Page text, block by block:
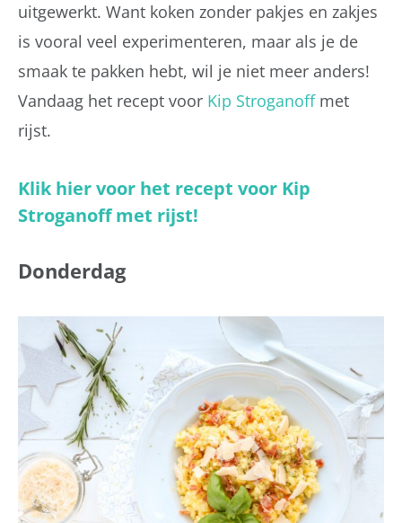
uitgewerkt. Want koken zonder pakjes en zakjes
is vooral veel experimenteren, maar als je de
smaak te pakken hebt, wil je niet meer anders!
Vandaag het recept voor Kip Stroganoffmet
rijst.
Klik hier voor het recept voor Kip
Stroganoff met rijst!
Donderdag